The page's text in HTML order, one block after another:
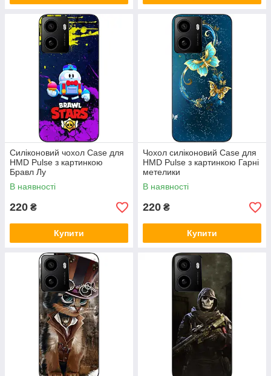
Силіконовий чохол Case для
HMD Pulse з картинкою
Бравл Лу
В наявності
220 ₴
Купити
Чохол силіконовий Case для
HMD Pulse з картинкою Гарні
метелики
В наявності
220 ₴
Купити